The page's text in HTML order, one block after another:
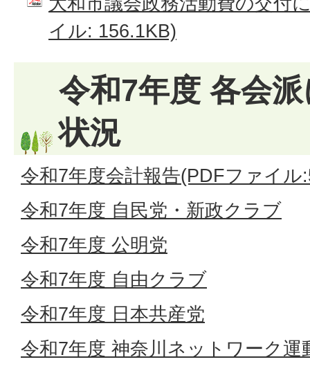
イル: 156.1KB)
令和7年度 各会
状況
令和7年度会計報告(PDFファイル
令和7年度 自民党・新政クラブ
令和7年度 公明党
令和7年度 自由クラブ
令和7年度 日本共産党
令和7年度 神奈川ネットワーク運